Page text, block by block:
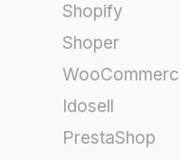
Shopify
Shoper
Idosell
PrestaShop